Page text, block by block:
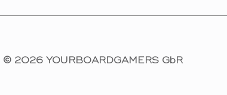
© 2026 YOURBOARDGAMERS GbR